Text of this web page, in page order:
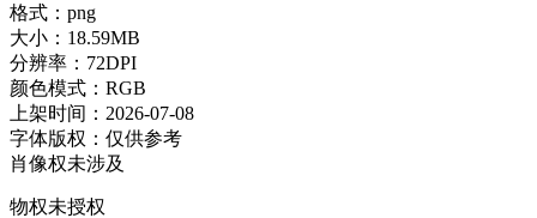
格式：png
大小：18.59MB
分辨率：72DPI
颜色模式：RGB
上架时间：2026-07-08
字体版权：仅供参考
肖像权未涉及
物权未授权